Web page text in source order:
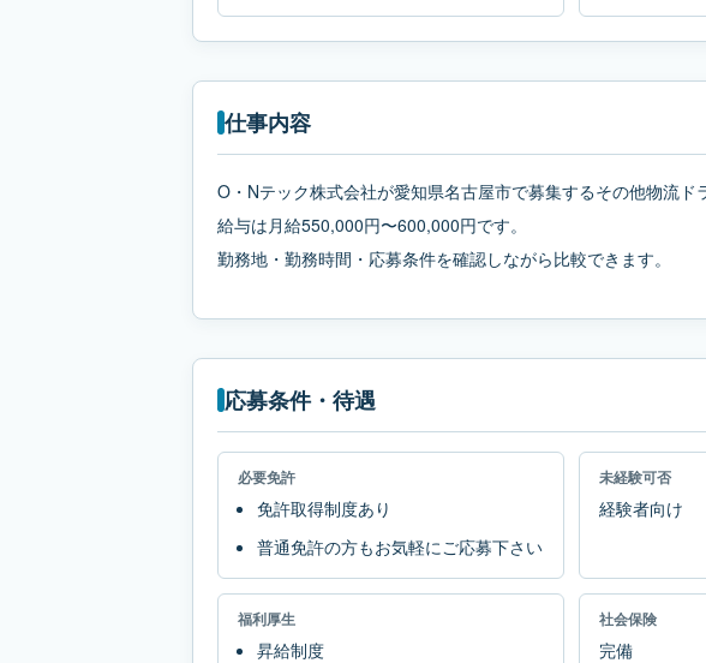
仕事内容
O・Nテック株式会社が愛知県名古屋市で募集するその他物流ド
給与は月給550,000円〜600,000円です。
勤務地・勤務時間・応募条件を確認しながら比較できます。
応募条件・待遇
必要免許
免許取得制度あり
普通免許の方もお気軽にご応募下さい
未経験可否
経験者向け
福利厚生
昇給制度
社会保険
完備